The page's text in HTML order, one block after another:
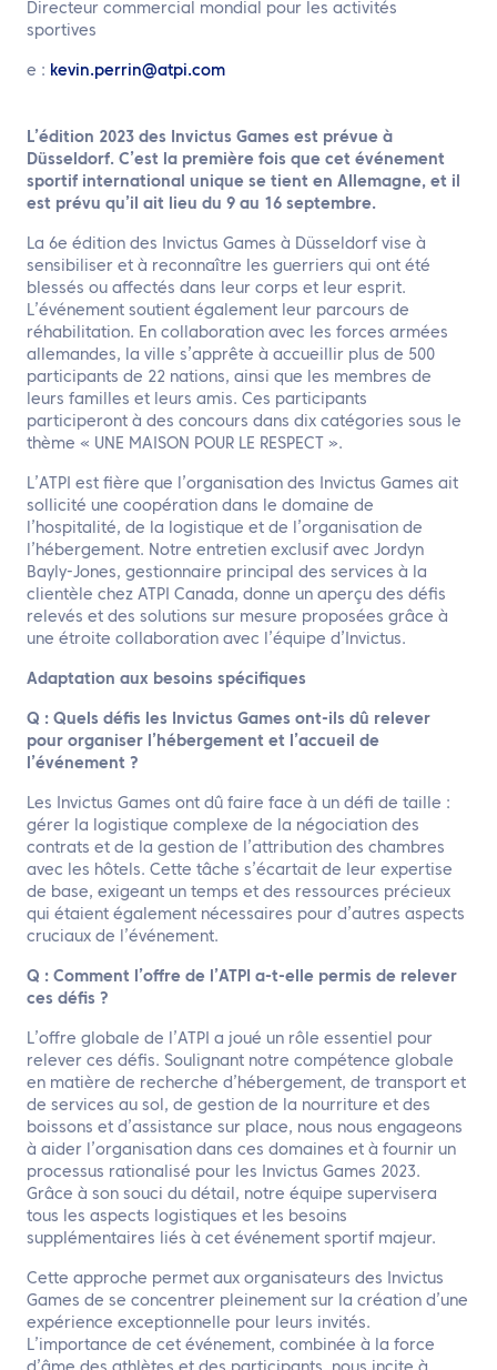
Directeur commercial mondial pour les activités
sportives
e : kevin.perrin@atpi.com
L’édition 2023 des Invictus Games est prévue à
Düsseldorf. C’est la première fois que cet événement
sportif international unique se tient en Allemagne, et il
est prévu qu’il ait lieu du 9 au 16 septembre.
La 6e édition des Invictus Games à Düsseldorf vise à
sensibiliser et à reconnaître les guerriers qui ont été
blessés ou affectés dans leur corps et leur esprit.
L’événement soutient également leur parcours de
réhabilitation. En collaboration avec les forces armées
allemandes, la ville s’apprête à accueillir plus de 500
participants de 22 nations, ainsi que les membres de
leurs familles et leurs amis. Ces participants
participeront à des concours dans dix catégories sous le
thème « UNE MAISON POUR LE RESPECT ».
L’ATPI est fière que l’organisation des Invictus Games ait
sollicité une coopération dans le domaine de
l’hospitalité, de la logistique et de l’organisation de
l’hébergement. Notre entretien exclusif avec Jordyn
Bayly-Jones, gestionnaire principal des services à la
clientèle chez ATPI Canada, donne un aperçu des défis
relevés et des solutions sur mesure proposées grâce à
une étroite collaboration avec l’équipe d’Invictus.
Adaptation aux besoins spécifiques
Q : Quels défis les Invictus Games ont-ils dû relever
pour organiser l’hébergement et l’accueil de
l’événement ?
Les Invictus Games ont dû faire face à un défi de taille :
gérer la logistique complexe de la négociation des
contrats et de la gestion de l’attribution des chambres
avec les hôtels. Cette tâche s’écartait de leur expertise
de base, exigeant un temps et des ressources précieux
qui étaient également nécessaires pour d’autres aspects
cruciaux de l’événement.
Q : Comment l’offre de l’ATPI a-t-elle permis de relever
ces défis ?
L’offre globale de l’ATPI a joué un rôle essentiel pour
relever ces défis. Soulignant notre compétence globale
en matière de recherche d’hébergement, de transport et
de services au sol, de gestion de la nourriture et des
boissons et d’assistance sur place, nous nous engageons
à aider l’organisation dans ces domaines et à fournir un
processus rationalisé pour les Invictus Games 2023.
Grâce à son souci du détail, notre équipe supervisera
tous les aspects logistiques et les besoins
supplémentaires liés à cet événement sportif majeur.
Cette approche permet aux organisateurs des Invictus
Games de se concentrer pleinement sur la création d’une
expérience exceptionnelle pour leurs invités.
L’importance de cet événement, combinée à la force